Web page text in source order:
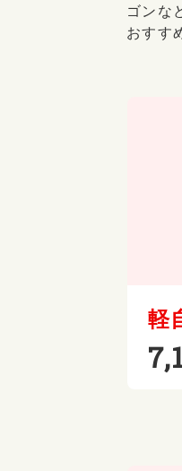
ゴンな
おすす
軽